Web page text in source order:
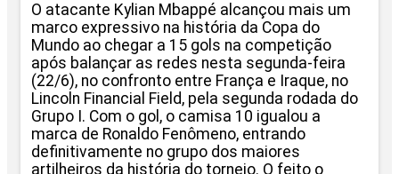
O atacante Kylian Mbappé alcançou mais um
marco expressivo na história da Copa do
Mundo ao chegar a 15 gols na competição
após balançar as redes nesta segunda-feira
(22/6), no confronto entre França e Iraque, no
Lincoln Financial Field, pela segunda rodada do
Grupo I. Com o gol, o camisa 10 igualou a
marca de Ronaldo Fenômeno, entrando
definitivamente no grupo dos maiores
artilheiros da história do torneio. O feito o